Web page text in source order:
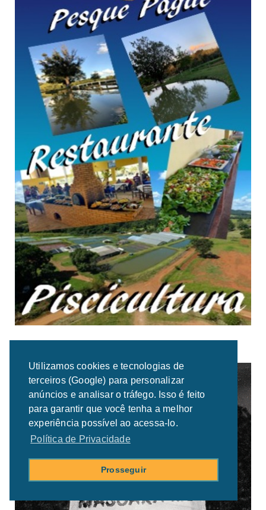
Utilizamos cookies e tecnologias de
terceiros (Google) para personalizar
anúncios e analisar o tráfego. Isso é feito
para garantir que você tenha a melhor
experiência possível ao acessa-lo.
Política de Privacidade
Prosseguir